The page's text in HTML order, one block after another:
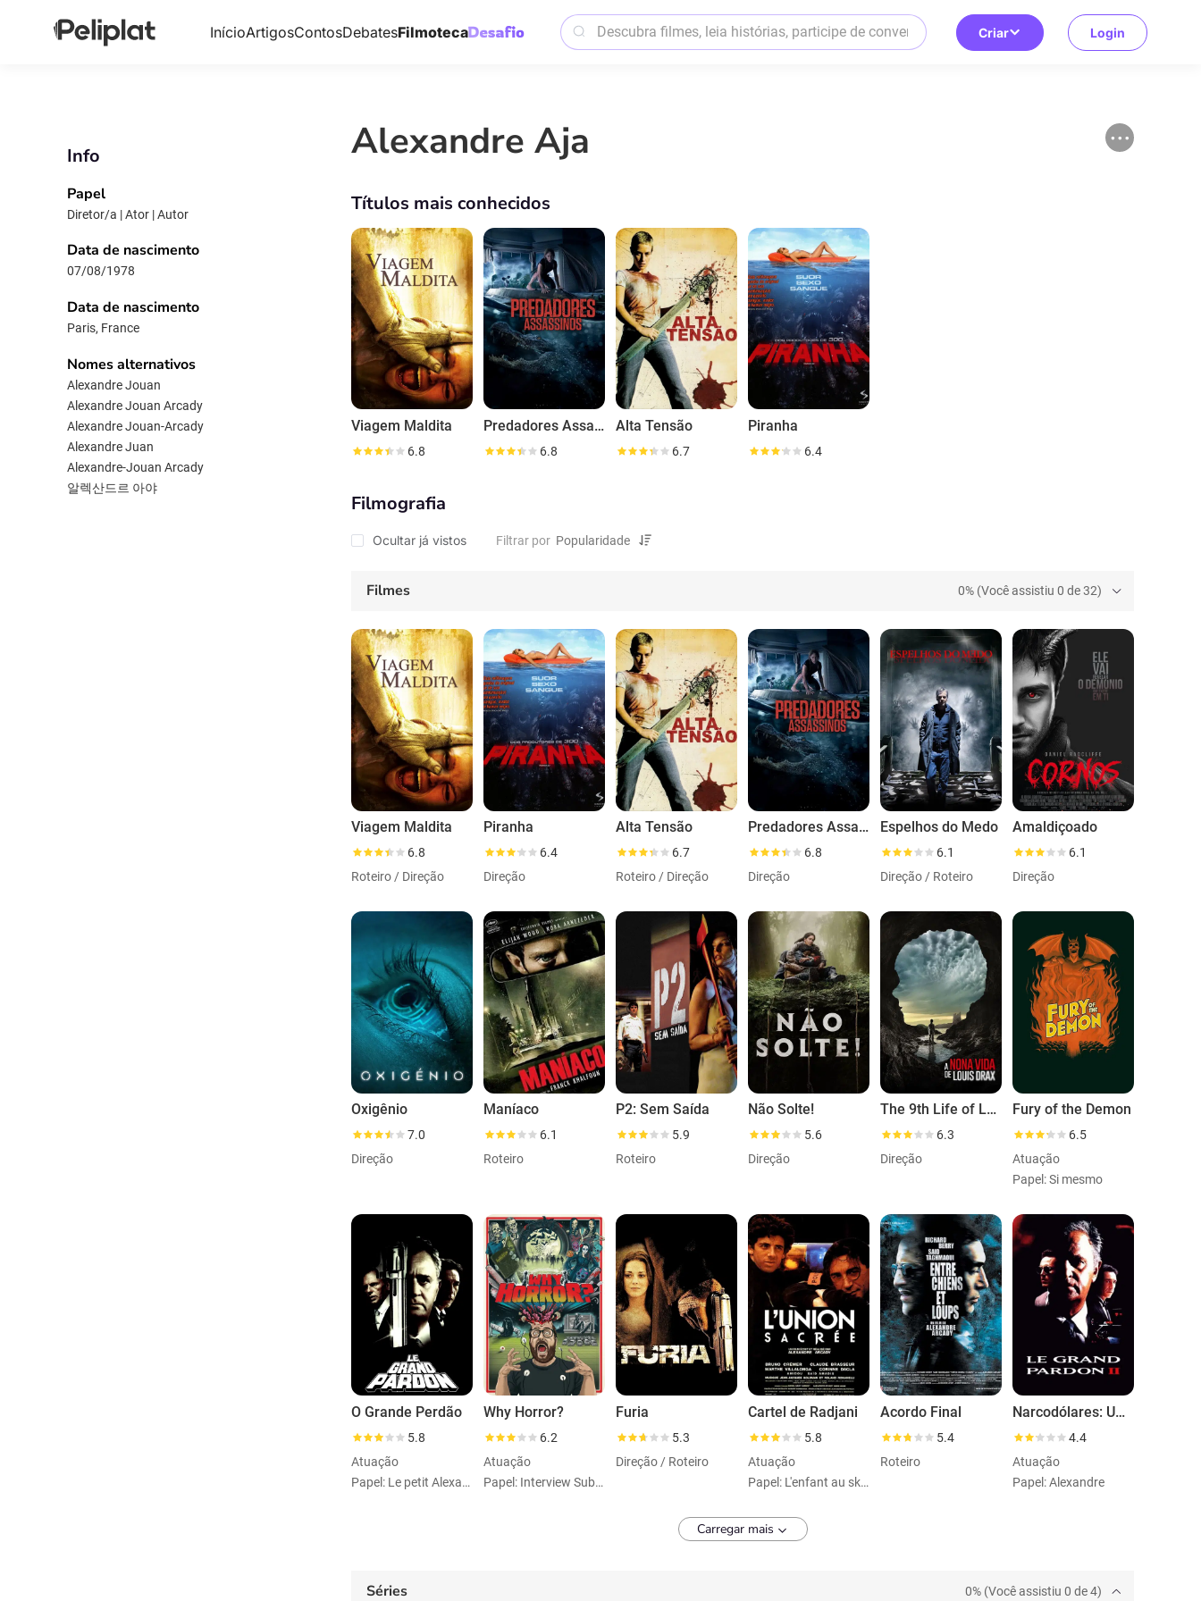
InícioArtigosContosDebatesFilmoteca Criar Login
Info
Papel
Diretor/a | Ator | Autor
Data de nascimento
07/08/1978
Data de nascimento
Paris, France
Nomes alternativos
Alexandre Jouan
Alexandre Jouan Arcady
Alexandre Jouan-Arcady
Alexandre Juan
Alexandre-Jouan Arcady
알렉산드르 아야
Alexandre Aja
Títulos mais conhecidos
Viagem Maldita
6.8
Predadores Assassinos
6.8
Alta Tensão
6.7
Piranha
6.4
Filmografia
Ocultar já vistos Filtrar por
Filmes 0% (Você assistiu 0 de 32)
Viagem Maldita
6.8
Roteiro / Direção
Piranha
6.4
Direção
Alta Tensão
6.7
Roteiro / Direção
Predadores Assassinos
6.8
Direção
Espelhos do Medo
6.1
Direção / Roteiro
Amaldiçoado
6.1
Direção
Oxigênio
7.0
Direção
Maníaco
6.1
Roteiro
P2: Sem Saída
5.9
Roteiro
Não Solte!
5.6
Direção
The 9th Life of Louis Drax
6.3
Direção
Fury of the Demon
6.5
Atuação
Papel: Si mesmo
O Grande Perdão
5.8
Atuação
Papel: Le petit Alexandre
Why Horror?
6.2
Atuação
Papel: Interview Subject
Furia
5.3
Direção / Roteiro
Cartel de Radjani
5.8
Atuação
Papel: L'enfant au skate
Acordo Final
5.4
Roteiro
Narcodólares: Uma Cilada de Filho para Pai
4.4
Atuação
Papel: Alexandre
Carregar mais
Séries 0% (Você assistiu 0 de 4)